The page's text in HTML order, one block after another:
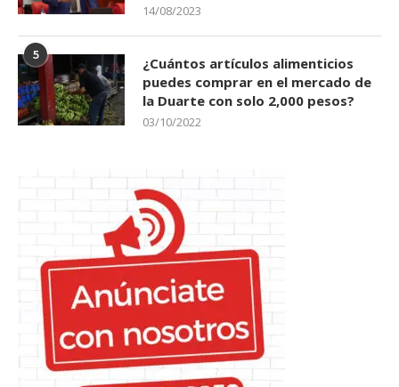
14/08/2023
5
¿Cuántos artículos alimenticios
puedes comprar en el mercado de
la Duarte con solo 2,000 pesos?
03/10/2022